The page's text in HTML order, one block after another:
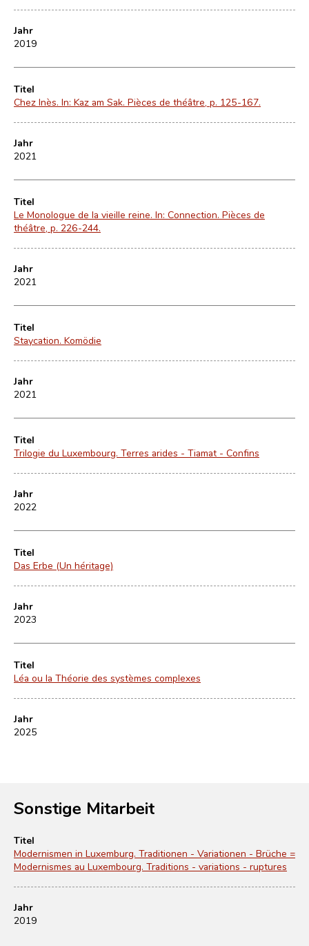
Jahr
2019
Titel
Chez Inès. In: Kaz am Sak. Pièces de théâtre, p. 125-167.
Jahr
2021
Titel
Le Monologue de la vieille reine. In: Connection. Pièces de
théâtre, p. 226-244.
Jahr
2021
Titel
Staycation. Komödie
Jahr
2021
Titel
Trilogie du Luxembourg. Terres arides - Tiamat - Confins
Jahr
2022
Titel
Das Erbe (Un héritage)
Jahr
2023
Titel
Léa ou la Théorie des systèmes complexes
Jahr
2025
Sonstige Mitarbeit
Titel
Modernismen in Luxemburg. Traditionen - Variationen - Brüche =
Modernismes au Luxembourg. Traditions - variations - ruptures
Jahr
2019